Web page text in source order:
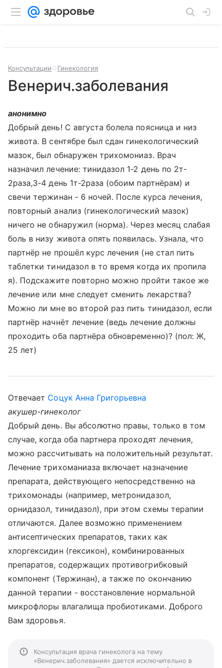
Консультации Гинекология
Венерич.заболевания
анонимно
Добрый день! С августа болела поясница и низ
живота. В сентябре был сдан гинекологический
мазок, был обнаружен трихомониаз. Врач
назначил лечение: тинидазол 1-2 день по 2т-
2раза,3-4 день 1т-2раза (обоим партнёрам) и
свечи тержинан - 6 ночей. После курса лечения,
повторный анализ (гинекологический мазок)
ничего не обнаружил (норма). Через месяц слабая
боль в низу живота опять появилась. Узнала, что
партнёр не прошёл курс лечения (не стал пить
таблетки тинидазол в то время когда их пропила
я). Подскажите повторно можно пройти такое же
лечение или мне следует сменить лекарства?
Можно ли мне во второй раз пить тинидазол, если
партнёр начнёт лечение (ведь лечение должны
проходить оба партнёра обновременно)? (пол: Ж,
25 лет)
Отвечает Соцук Анна Григорьевна
акушер-гинеколог
Добрый день. Вы абсолютно правы, только в том
случае, когда оба партнера проходят лечения,
можно рассчитывать на положительный результат.
Лечение трихоманиаза включает назначение
препарата, действующего непосредственно на
трихомонады (например, метронидазол,
орнидазол, тинидазол), при этом схемы терапии
отличаются. Далее возможно применением
антисептических препаратов, таких как
хлоргексидин (гексикон), комбинированных
препаратов, содержащих противогрибковый
компонент (Тержинан), а также по окончанию
данной терапии - восстановление нормальной
микрофлоры влагалища пробиотиками. Доброго
Вам здоровья.
Консультация врача гинеколога на тему
«Венерич.заболевания» дается исключительно в